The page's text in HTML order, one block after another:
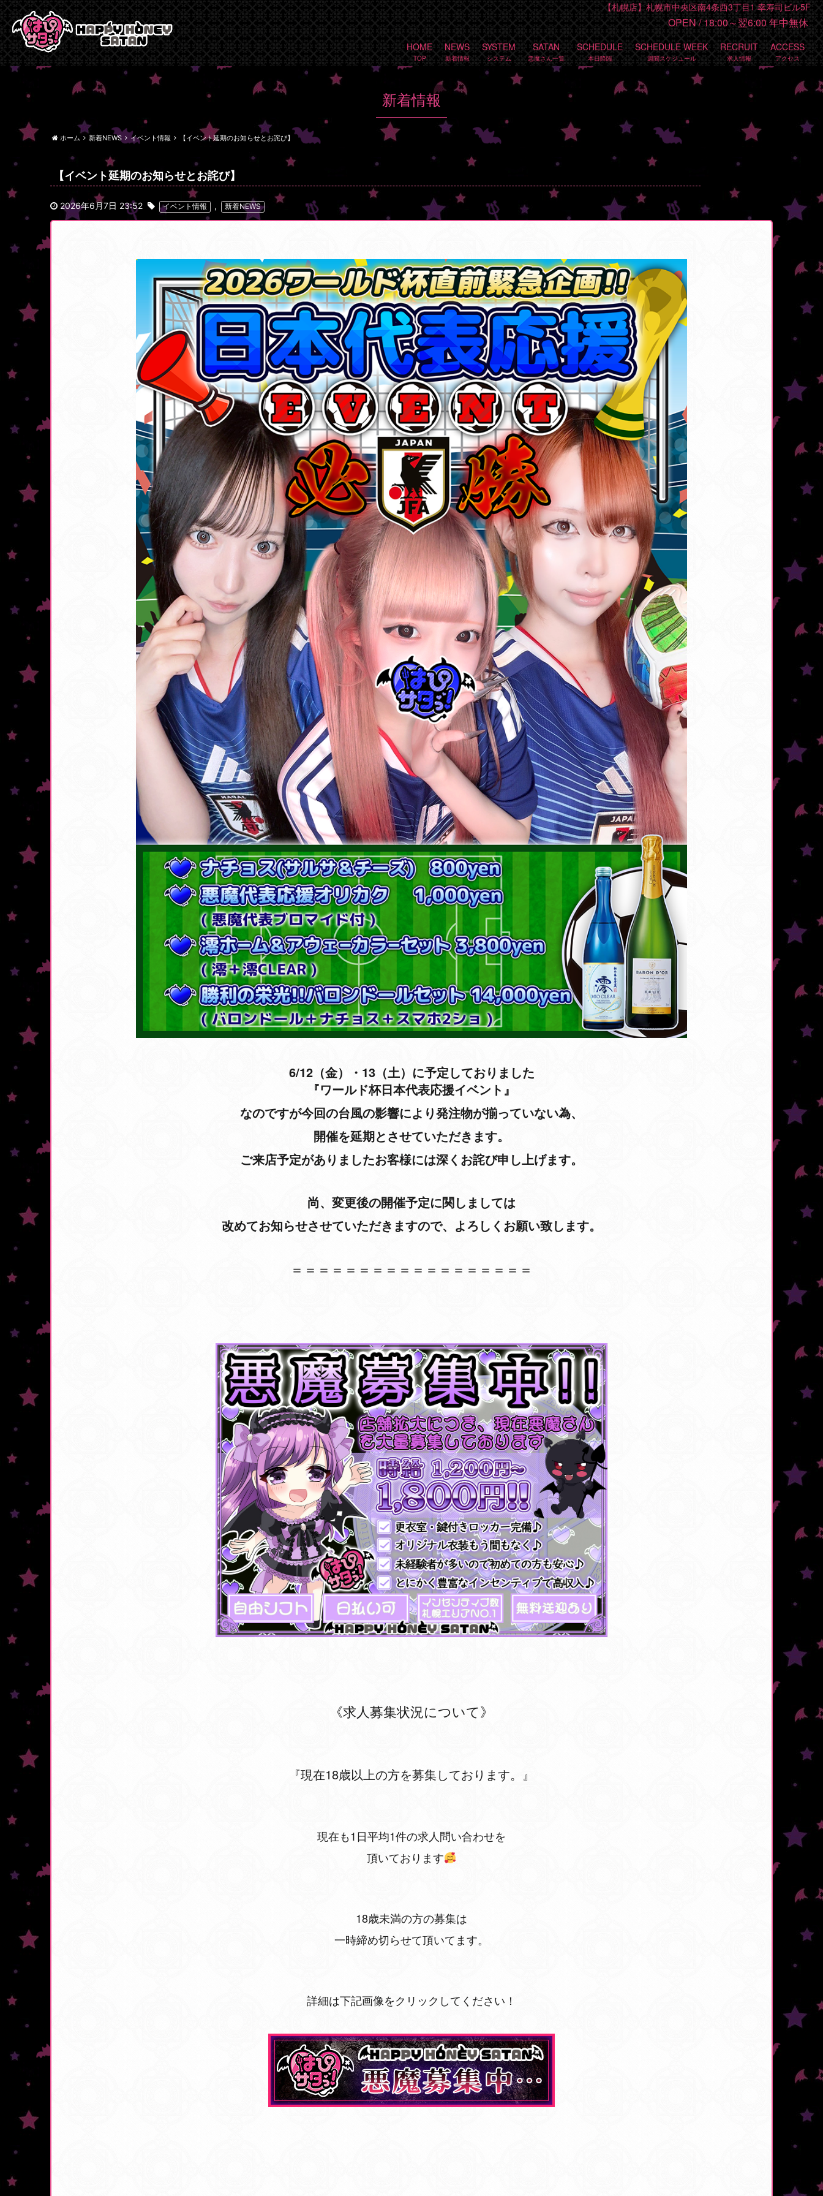
【札幌店】札幌市中央区南4条西3丁目1 幸寿司ビル5F
OPEN /18:00～翌6:00 年中無休
HOME NEWS SYSTEM SATAN SCHEDULE SCHEDULE WEEK RECRUIT ACCESS
新着情報
ホーム 新着NEWS イベント情報 【イベント延期のお知らせとお詫び】
【イベント延期のお知らせとお詫び】
2026年6月7日 23:52 イベント情報 , 新着NEWS
6/12（金）・13（土）に予定しておりました
『ワールド杯日本代表応援イベント』
なのですが今回の台風の影響により発注物が揃っていない為、
開催を延期とさせていただきます。
ご来店予定がありましたお客様には深くお詫び申し上げます。
尚、変更後の開催予定に関しましては
改めてお知らせさせていただきますので、よろしくお願い致します。
＝＝＝＝＝＝＝＝＝＝＝＝＝＝＝＝＝＝
《求人募集状況について》
『現在18歳以上の方を募集しております。』
現在も1日平均1件の求人問い合わせを
頂いております
18歳未満の方の募集は
一時締め切らせて頂いてます。
詳細は下記画像をクリックしてください！